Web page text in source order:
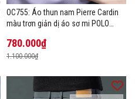
OC755: Áo thun nam Pierre Cardin
màu trơn giản dị áo sơ mi POLO
780.000₫
1.100.000₫